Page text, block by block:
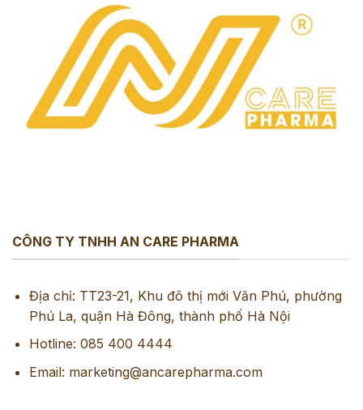
CÔNG TY TNHH AN CARE PHARMA
Địa chỉ: TT23-21, Khu đô thị mới Văn Phú, phường
Phú La, quận Hà Đông, thành phố Hà Nội
Hotline: 085 400 4444
Email: marketing@ancarepharma.com